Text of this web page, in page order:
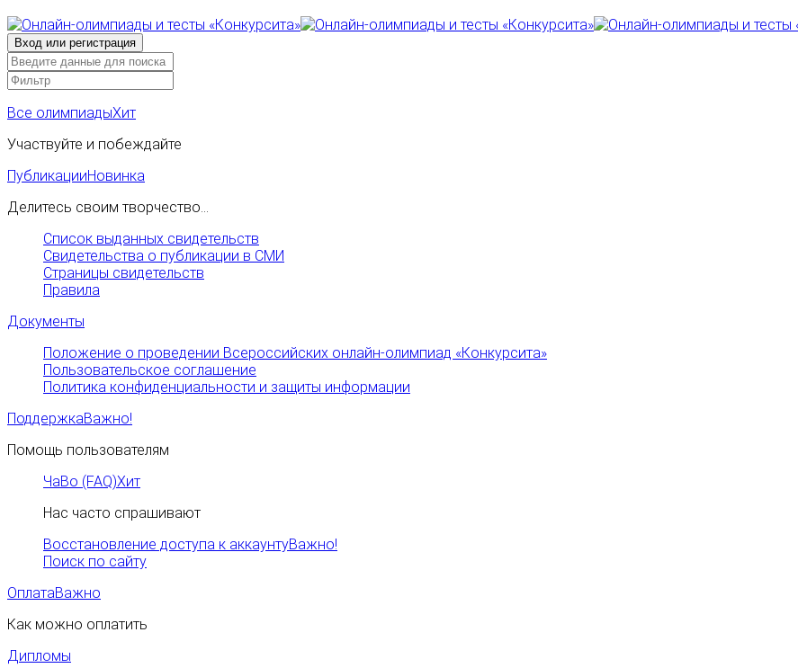
Все олимпиадыХит
Участвуйте и побеждайте
ПубликацииНовинка
Делитесь своим творчество...
Список выданных свидетельств
Свидетельства о публикации в СМИ
Страницы свидетельств
Правила
Документы
Положение о проведении Всероссийских онлайн-олимпиад «Конкурсита»
Пользовательское соглашение
Политика конфиденциальности и защиты информации
ПоддержкаВажно!
Помощь пользователям
ЧаВо (FAQ)Хит
Нас часто спрашивают
Восстановление доступа к аккаунтуВажно!
Поиск по сайту
ОплатаВажно
Как можно оплатить
Дипломы